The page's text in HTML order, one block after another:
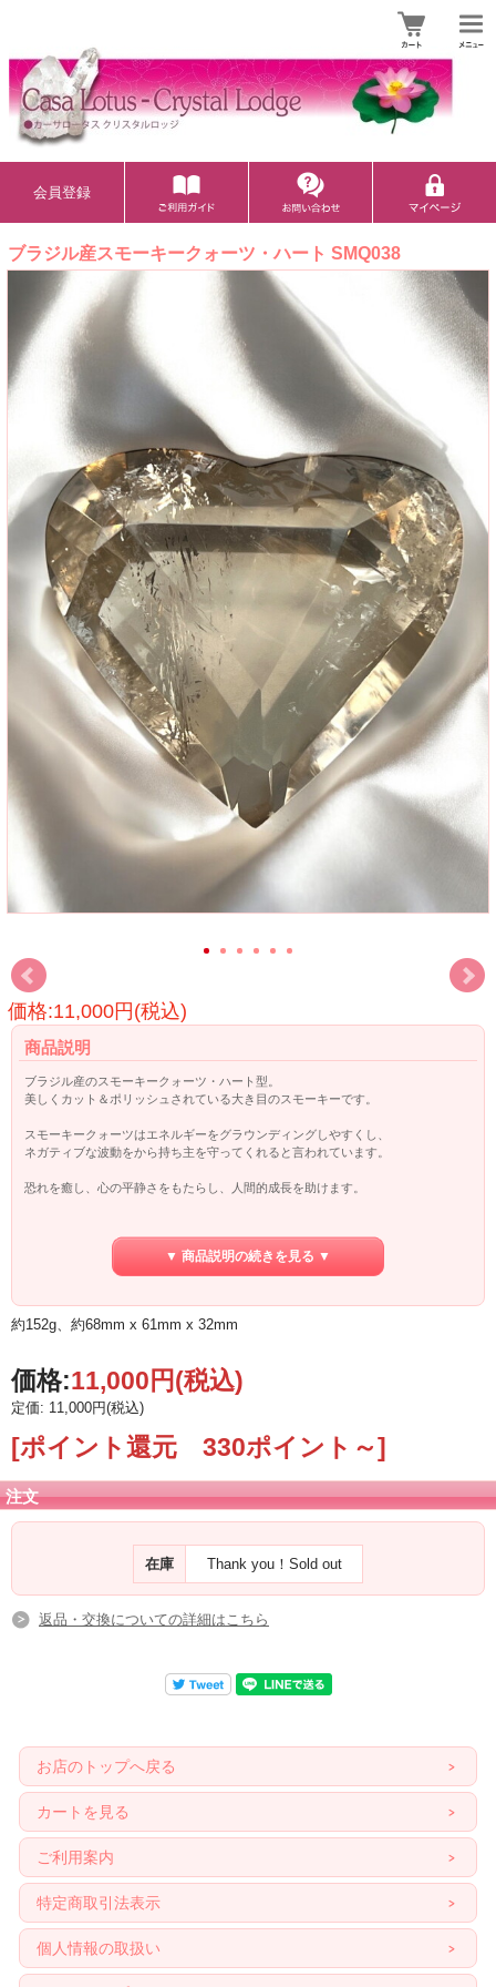
会員登録
ブラジル産スモーキークォーツ・ハート SMQ038
価格:11,000円(税込)
商品説明
ブラジル産のスモーキークォーツ・ハート型。
美しくカット＆ポリッシュされている大き目のスモーキーです。
スモーキークォーツはエネルギーをグラウンディングしやすくし、
ネガティブな波動をから持ち主を守ってくれると言われています。
恐れを癒し、心の平静さをもたらし、人間的成長を助けます。
さりげなく配置してみるのもオススメです。
▼ 商品説明の続きを見る ▼
約152g、約68mm x 61mm x 32mm
価格:11,000円(税込)
定価: 11,000円(税込)
[ポイント還元 330ポイント～]
注文
在庫 Thank you！Sold out
返品・交換についての詳細はこちら
お店のトップへ戻る
カートを見る
ご利用案内
特定商取引法表示
個人情報の取扱い